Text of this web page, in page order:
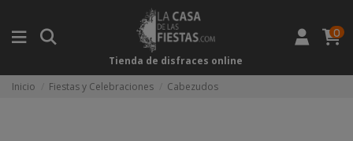
Tienda de disfraces online
0
Inicio Fiestas y Celebraciones Cabezudos